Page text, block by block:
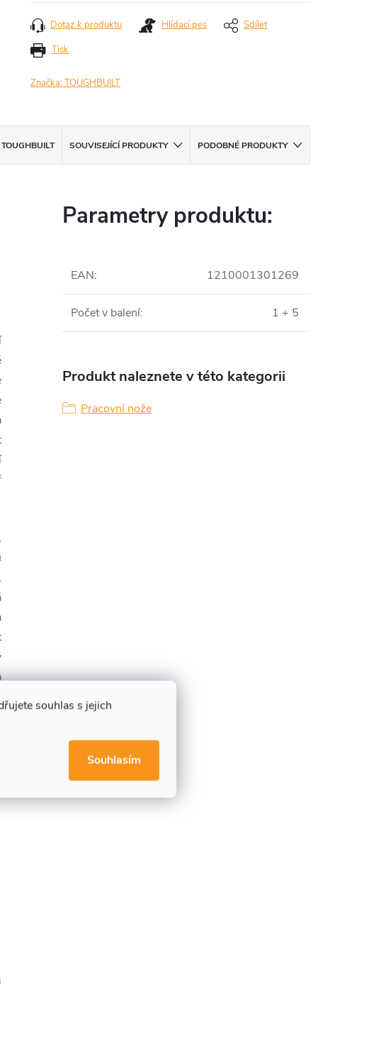
souhlas s jejich
Souhlasím
Tisk
Dotaz k produktu Hlídací pes Sdílet
Značka:TOUGHBUILT
TOUGHBUILT SOUVISEJÍCÍ PRODUKTY PODOBNÉ PRODUKTY
Parametry produktu:
EAN: 1210001301269
Počet v balení: 1 + 5
Produkt naleznete v této kategorii
Pracovní nože